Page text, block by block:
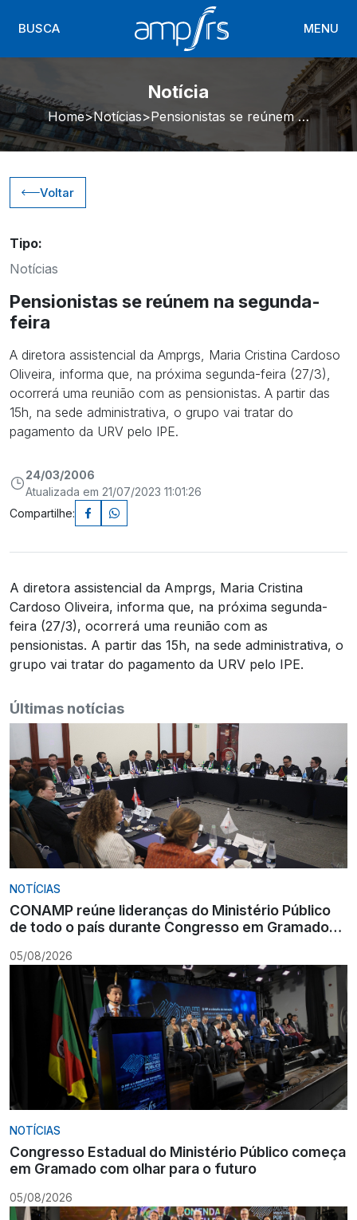
BUSCA MENU
Notícia
Home Notícias Pensionistas se reúnem na segunda-feira
Voltar
Tipo:
Notícias
Pensionistas se reúnem na segunda-
feira
A diretora assistencial da Amprgs, Maria Cristina Cardoso
Oliveira, informa que, na próxima segunda-feira (27/3),
ocorrerá uma reunião com as pensionistas. A partir das
15h, na sede administrativa, o grupo vai tratar do
pagamento da URV pelo IPE.
24/03/2006
Atualizada em 21/07/2023 11:01:26
Compartilhe:
A diretora assistencial da Amprgs, Maria Cristina
Cardoso Oliveira, informa que, na próxima segunda-
feira (27/3), ocorrerá uma reunião com as
pensionistas. A partir das 15h, na sede administrativa, o
grupo vai tratar do pagamento da URV pelo IPE.
Últimas notícias
NOTÍCIAS
CONAMP reúne lideranças do Ministério Público
de todo o país durante Congresso em Gramado
05/08/2026
NOTÍCIAS
Congresso Estadual do Ministério Público começa
em Gramado com olhar para o futuro
05/08/2026